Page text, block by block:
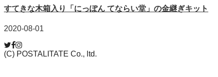
すてきな木箱入り「にっぽん てならい堂」の金継ぎキット
2020-08-01
(C) POSTALITATE Co., ltd.